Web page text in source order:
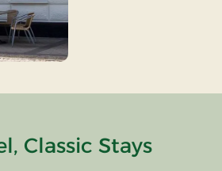
Classic Stays